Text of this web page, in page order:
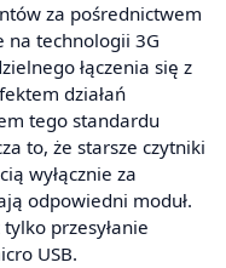
za pośrednictwem
na technologii 3G
łączenia się z
działań
tego standardu
to, że starsze czytniki
wyłącznie za
odpowiedni moduł.
przesyłanie
USB.